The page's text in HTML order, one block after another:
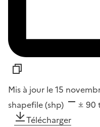
Mis à jour le 15
shapefile (shp)
90
Télécharger